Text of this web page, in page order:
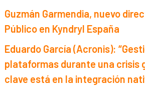
Guzmán Garmendia, nuevo
Público en Kyndryl España
Eduardo García (Acronis):
plataformas durante una crisis
clave está en la integración